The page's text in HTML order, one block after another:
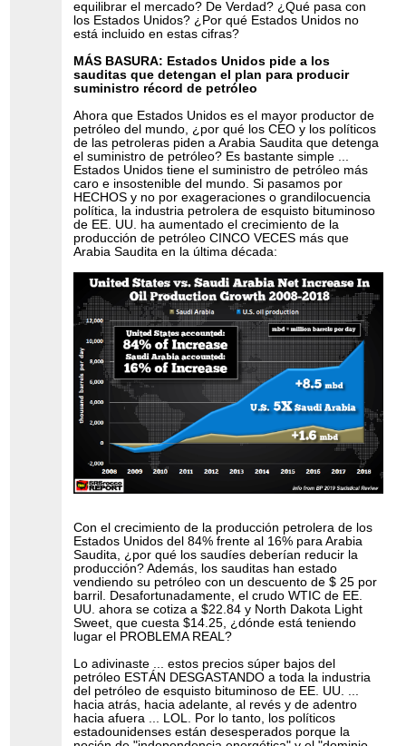
equilibrar el mercado? De Verdad? ¿Qué pasa con
los Estados Unidos? ¿Por qué Estados Unidos no
está incluido en estas cifras?
MÁS BASURA: Estados Unidos pide a los
sauditas que detengan el plan para producir
suministro récord de petróleo
Ahora que Estados Unidos es el mayor productor de
petróleo del mundo, ¿por qué los CEO y los políticos
de las petroleras piden a Arabia Saudita que detenga
el suministro de petróleo? Es bastante simple ...
Estados Unidos tiene el suministro de petróleo más
caro e insostenible del mundo. Si pasamos por
HECHOS y no por exageraciones o grandilocuencia
política, la industria petrolera de esquisto bituminoso
de EE. UU. ha aumentado el crecimiento de la
producción de petróleo CINCO VECES más que
Arabia Saudita en la última década:
Con el crecimiento de la producción petrolera de los
Estados Unidos del 84% frente al 16% para Arabia
Saudita, ¿por qué los saudíes deberían reducir la
producción? Además, los sauditas han estado
vendiendo su petróleo con un descuento de $ 25 por
barril. Desafortunadamente, el crudo WTIC de EE.
UU. ahora se cotiza a $22.84 y North Dakota Light
Sweet, que cuesta $14.25, ¿dónde está teniendo
lugar el PROBLEMA REAL?
Lo adivinaste ... estos precios súper bajos del
petróleo ESTÁN DESGASTANDO a toda la industria
del petróleo de esquisto bituminoso de EE. UU. ...
hacia atrás, hacia adelante, al revés y de adentro
hacia afuera ... LOL. Por lo tanto, los políticos
estadounidenses están desesperados porque la